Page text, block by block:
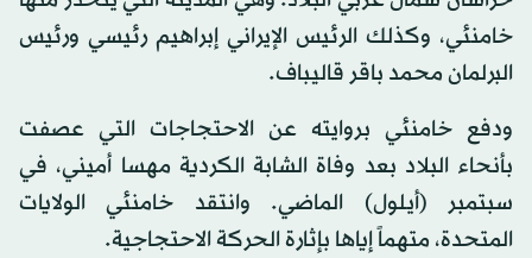
خامنئي، وكذلك الرئيس الإيراني إبراهيم رئيسي ورئيس
البرلمان محمد باقر قاليباف.
ودفع خامنئي بروايته عن الاحتجاجات التي عصفت
بأنحاء البلاد بعد وفاة الشابة الكردية مهسا أميني، في
سبتمبر (أيلول) الماضي. وانتقد خامنئي الولايات
المتحدة، متهماً إياها بإثارة الحركة الاحتجاجية.